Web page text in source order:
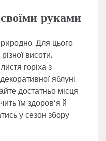
руками
Для цього
висоти,
горіха з
яблуні.
достатньо місця
їм здоров’я й
у сезон збору